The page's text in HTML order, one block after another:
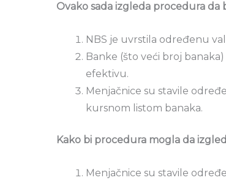
Ovako sada izgleda procedura
NBS je uvrstila određenu
Banke (što veći broj
efektivu.
Menjačnice su stavile
kursnom listom banaka.
Kako bi procedura mogla da
Menjačnice su stavile